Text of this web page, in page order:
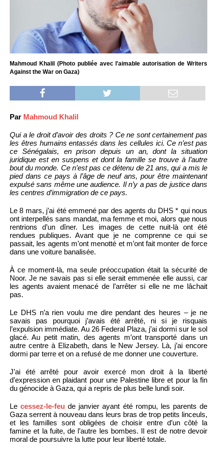
Mahmoud Khalil (Photo publiée avec l'aimable autorisation de Writers
Against the War on Gaza)
Par Mahmoud Khalil
Qui a le droit d’avoir des droits ? Ce ne sont certainement pas
les êtres humains entassés dans les cellules ici. Ce n’est pas
ce Sénégalais, en prison depuis un an, dont la situation
juridique est en suspens et dont la famille se trouve à l’autre
bout du monde. Ce n’est pas ce détenu de 21 ans, qui a mis le
pied dans ce pays à l’âge de neuf ans, pour être maintenant
expulsé sans même une audience. Il n’y a pas de justice dans
les centres d’immigration de ce pays.
Le 8 mars, j’ai été emmené par des agents du DHS * qui nous
ont interpellés sans mandat, ma femme et moi, alors que nous
rentrions d’un dîner. Les images de cette nuit-là ont été
rendues publiques. Avant que je ne comprenne ce qui se
passait, les agents m’ont menotté et m’ont fait monter de force
dans une voiture banalisée.
À ce moment-là, ma seule préoccupation était la sécurité de
Noor. Je ne savais pas si elle serait emmenée elle aussi, car
les agents avaient menacé de l’arrêter si elle ne me lâchait
pas.
Le DHS n’a rien voulu me dire pendant des heures – je ne
savais pas pourquoi j’avais été arrêté, ni si je risquais
l’expulsion immédiate. Au 26 Federal Plaza, j’ai dormi sur le sol
glacé. Au petit matin, des agents m’ont transporté dans un
autre centre à Elizabeth, dans le New Jersey. Là, j’ai encore
dormi par terre et on a refusé de me donner une couverture.
J’ai été arrêté pour avoir exercé mon droit à la liberté
d’expression en plaidant pour une Palestine libre et pour la fin
du génocide à Gaza, qui a repris de plus belle lundi soir.
Lecessez-le-feu de janvier ayant été rompu, les parents de
Gaza serrent à nouveau dans leurs bras de trop petits linceuls,
et les familles sont obligées de choisir entre d’un côté la
famine et la fuite, de l’autre les bombes. Il est de notre devoir
moral de poursuivre la lutte pour leur liberté totale.